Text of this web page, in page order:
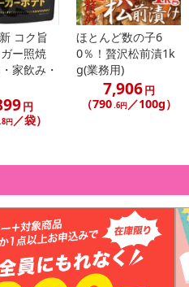
地表示制度]の経過措置期間の終
国・原材料の表記が旧表記の場
申込みください。なお、本理由
品交換は対応いたしかねます。
（auかんたん決済）、ソフトバ
ルペイ、AEON Pay、Amazon
外部サイトへ遷移します。
れた決済期限日にお支払いを完
ただいたうえでお申し込みくだ
コク旨
ー照焼
家飲み・
円
.8円／袋）
ほとんど数の子6
0％！贅沢松前漬1k
g(業務用)
7,906円
（790.6円／100g）